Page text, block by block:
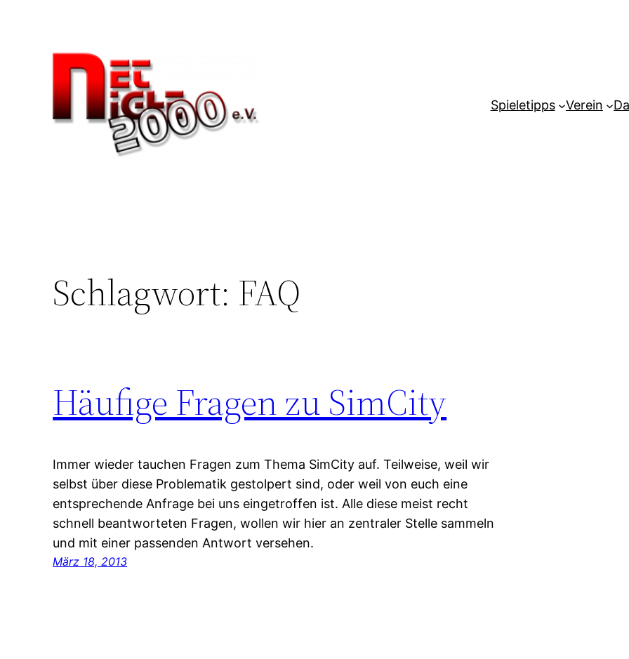
springen
Spieletipps Verein
Schlagwort: FAQ
Häufige Fragen zu SimCity
Immer wieder tauchen Fragen zum Thema SimCity auf. Teilweise, weil wir
selbst über diese Problematik gestolpert sind, oder weil von euch eine
entsprechende Anfrage bei uns eingetroffen ist. Alle diese meist recht
schnell beantworteten Fragen, wollen wir hier an zentraler Stelle sammeln
und mit einer passenden Antwort versehen.
März 18, 2013